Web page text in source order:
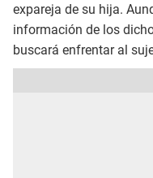
expareja de su hija.
información de los
buscará enfrentar al